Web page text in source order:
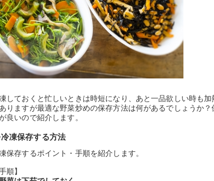
しておくと忙しいときは時短になり、あと一品欲しい時も加
りますが最適な野菜炒めの保存方法は何があるでしょうか
良いので紹介します。
凍保存する方法
保存するポイント・手順を紹介します。
順】